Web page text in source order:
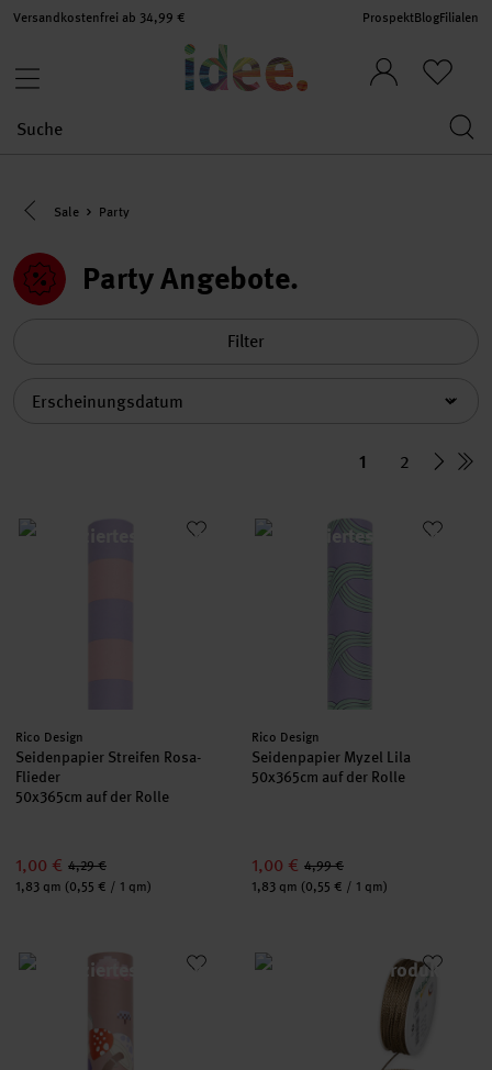
Versandkostenfrei ab 34,99 € ProspektBlogFilialen
Eine Kategorie zurück navigieren
Sale Party
Party Angebote
Filter
1 2
Seidenpapier Streifen Rosa-Flieder
Hersteller:
Rico Design
Seidenpapier Streifen Rosa-
Flieder
50x365cm auf der Rolle
1,00 € 4,29 €
Inhalt:
1,83 qm (0,55 € / 1 qm)
Seidenpapier Myzel Lila
Hersteller:
Rico Design
Seidenpapier Myzel Lila
50x365cm auf der Rolle
1,00 € 4,99 €
Inhalt:
1,83 qm (0,55 € / 1 qm)
Geschenkpapier Shrooom LandschaftKordel 2mm 10m